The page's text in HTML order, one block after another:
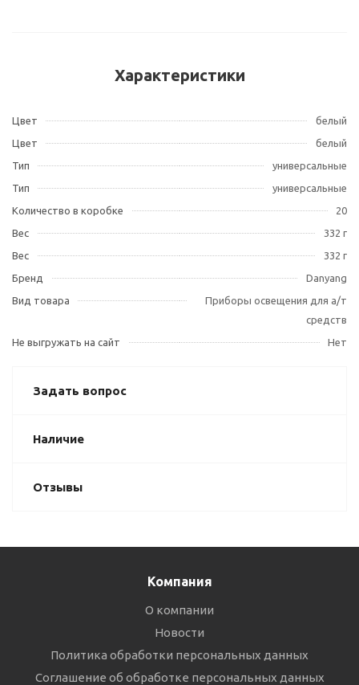
Характеристики
Цвет
белый
Цвет
белый
Тип
универсальные
Тип
универсальные
Количество в коробке
20
Вес
332 г
Вес
332 г
Бренд
Danyang
Вид товара
Приборы освещения для а/т
средств
Не выгружать на сайт
Нет
Задать вопрос
Наличие
Отзывы
Компания
О компании
Новости
Политика обработки персональных данных
Соглашение об обработке персональных данных